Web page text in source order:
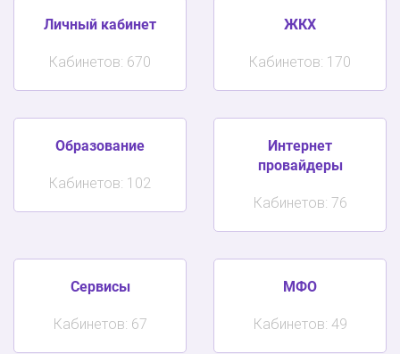
Личный кабинет
Кабинетов: 670
ЖКХ
Кабинетов: 170
Образование
Кабинетов: 102
Интернет
провайдеры
Кабинетов: 76
Сервисы
Кабинетов: 67
МФО
Кабинетов: 49